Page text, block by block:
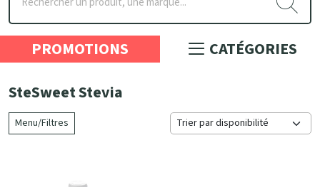
PROMOTIONS
CATÉGORIES
SteSweet Stevia
Menu/Filtres